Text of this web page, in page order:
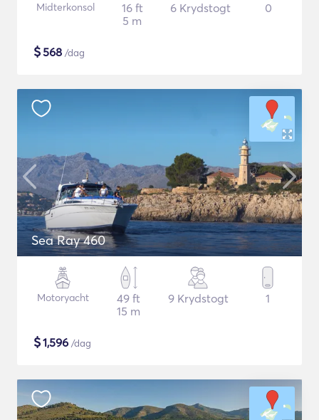
Midterkonsol
16 ft
5 m
6 Krydstogt 0
$568 /dag
Sea Ray 460
Motoryacht
49 ft
15 m
9 Krydstogt 1
$1,596 /dag